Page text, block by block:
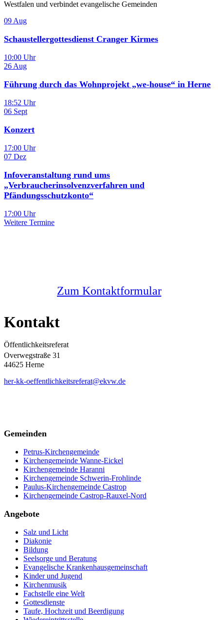
Westfalen und verbindet evangelische Gemeinden
09 Aug
Schaustellergottesdienst Cranger Kirmes
10:00 Uhr
26 Aug
Führung durch das Wohnprojekt „we-house“ in Herne
18:52 Uhr
06 Sept
Konzert
17:00 Uhr
07 Dez
Infoveranstaltung rund ums
„Verbraucherinsolvenzverfahren und
Pfändungsschutzkonto“
17:00 Uhr
Weitere Termine
Zum Kontaktformular
Kontakt
Öffentlichkeitsreferat
Overwegstraße 31
44625 Herne
her-kk-oeffentlichkeitsreferat@ekvw.de
Gemeinden
Petrus-Kirchengemeinde
Kirchengemeinde Wanne-Eickel
Kirchengemeinde Haranni
Kirchengemeinde Schwerin-Frohlinde
Paulus-Kirchengemeinde Castrop
Kirchengemeinde Castrop-Rauxel-Nord
Angebote
Salz und Licht
Diakonie
Bildung
Seelsorge und Beratung
Evangelische Krankenhausgemeinschaft
Kinder und Jugend
Kirchenmusik
Fachstelle eine Welt
Gottesdienste
Taufe, Hochzeit und Beerdigung